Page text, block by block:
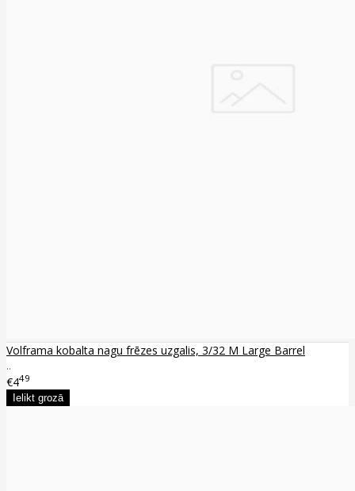
Volframa kobalta nagu frēzes uzgalis, 3/32 M Large Barrel
..
€449